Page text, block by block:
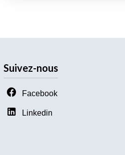
Suivez-nous
Facebook
Linkedin